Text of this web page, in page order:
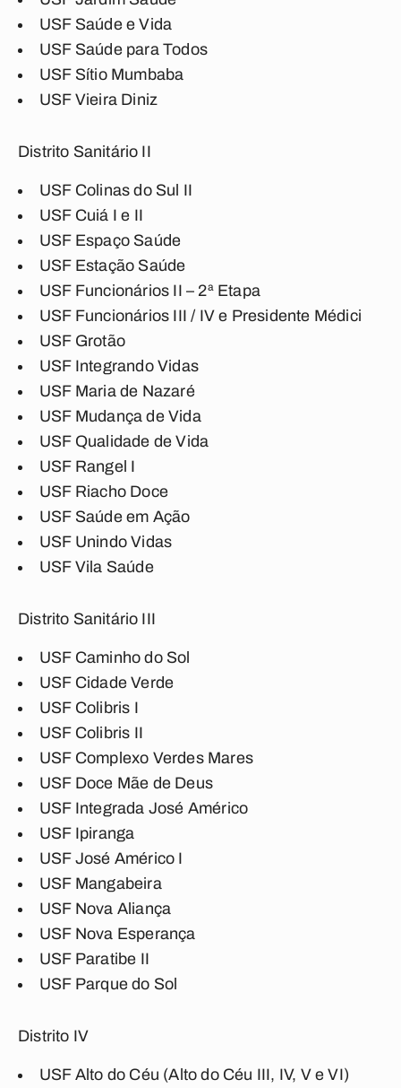
USF Saúde e Vida
USF Saúde para Todos
USF Sítio Mumbaba
USF Vieira Diniz
Distrito Sanitário II
USF Colinas do Sul II
USF Cuiá I e II
USF Espaço Saúde
USF Estação Saúde
USF Funcionários II – 2ª Etapa
USF Funcionários III / IV e Presidente Médici
USF Grotão
USF Integrando Vidas
USF Maria de Nazaré
USF Mudança de Vida
USF Qualidade de Vida
USF Rangel I
USF Riacho Doce
USF Saúde em Ação
USF Unindo Vidas
USF Vila Saúde
Distrito Sanitário III
USF Caminho do Sol
USF Cidade Verde
USF Colibris I
USF Colibris II
USF Complexo Verdes Mares
USF Doce Mãe de Deus
USF Integrada José Américo
USF Ipiranga
USF José Américo I
USF Mangabeira
USF Nova Aliança
USF Nova Esperança
USF Paratibe II
USF Parque do Sol
Distrito IV
USF Alto do Céu (Alto do Céu III, IV, V e VI)